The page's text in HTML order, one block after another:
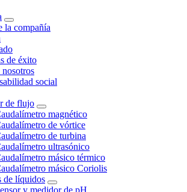
la compañía
de éxito
social
de flujo
magnético
de vórtice
de turbina
ultrasónico
másico térmico
másico Coriolis
de líquidos